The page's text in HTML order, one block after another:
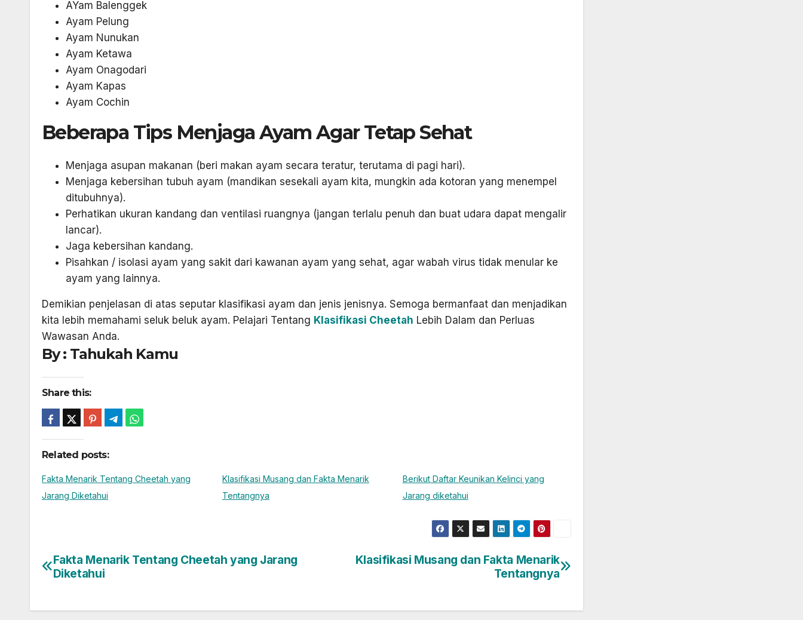
AYam Balenggek
Ayam Pelung
Ayam Nunukan
Ayam Ketawa
Ayam Onagodari
Ayam Kapas
Ayam Cochin
Beberapa Tips Menjaga Ayam Agar Tetap Sehat
Menjaga asupan makanan (beri makan ayam secara teratur, terutama di pagi hari).
Menjaga kebersihan tubuh ayam (mandikan sesekali ayam kita, mungkin ada kotoran yang menempel
ditubuhnya).
Perhatikan ukuran kandang dan ventilasi ruangnya (jangan terlalu penuh dan buat udara dapat mengalir
lancar).
Jaga kebersihan kandang.
Pisahkan / isolasi ayam yang sakit dari kawanan ayam yang sehat, agar wabah virus tidak menular ke
ayam yang lainnya.
Demikian penjelasan di atas seputar klasifikasi ayam dan jenis jenisnya. Semoga bermanfaat dan menjadikan
kita lebih memahami seluk beluk ayam. Pelajari Tentang Klasifikasi Cheetah Lebih Dalam dan Perluas
Wawasan Anda.
By : Tahukah Kamu
Share this:
Related posts:
Fakta Menarik Tentang Cheetah yang
Jarang Diketahui
Klasifikasi Musang dan Fakta Menarik
Tentangnya
Berikut Daftar Keunikan Kelinci yang
Jarang diketahui
Post
Klasifikasi Musang dan Fakta Menarik
Tentangnya
Fakta Menarik Tentang Cheetah yang Jarang
Diketahui